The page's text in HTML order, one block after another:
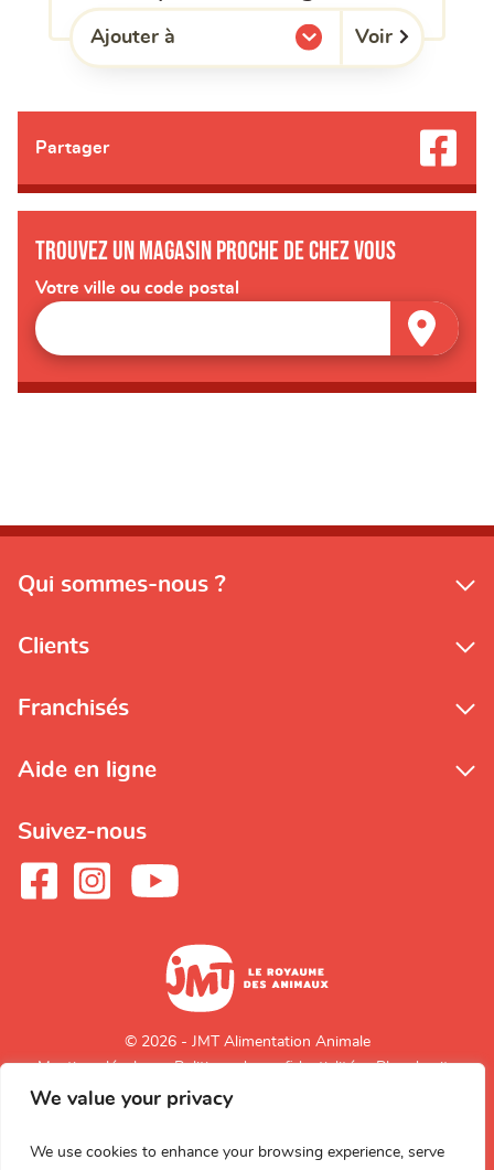
We value your privacy
We use cookies to enhance your browsing experience, serve
Ajouter à
l'une de mes listes. Voir
Partager
Trouvez un magasin proche de chez vous
Votre ville ou code postal
Qui sommes-nous ?
Clients
Franchisés
Aide en ligne
Suivez-nous
© 2026 - JMT Alimentation Animale
Mentions légales
Politique de confidentialité Plan du site